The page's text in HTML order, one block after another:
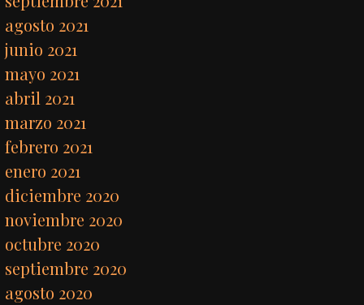
agosto 2021
junio 2021
mayo 2021
abril 2021
marzo 2021
febrero 2021
enero 2021
diciembre 2020
noviembre 2020
octubre 2020
septiembre 2020
agosto 2020